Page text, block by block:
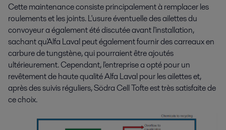
Cette maintenance consiste principalement à remplacer les
roulements et les joints. L'usure éventuelle des ailettes du
convoyeur a également été discutée avant l'installation,
sachant qu'Alfa Laval peut également fournir des carreaux en
carbure de tungstène, qui pourraient être ajoutés
ultérieurement. Cependant, l'entreprise a opté pour un
revêtement de haute qualité Alfa Laval pour les ailettes et,
après des suivis réguliers, Södra Cell Tofte est très satisfaite de
ce choix.